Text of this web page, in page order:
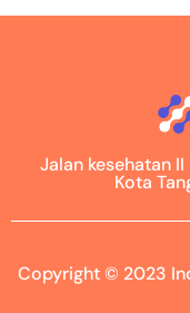
Jalan kesehatan
Kota
Copyright © 2023